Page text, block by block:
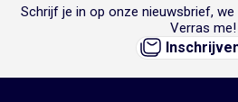
Schrijf je in op onze nieuwsbrief,
Verras me!